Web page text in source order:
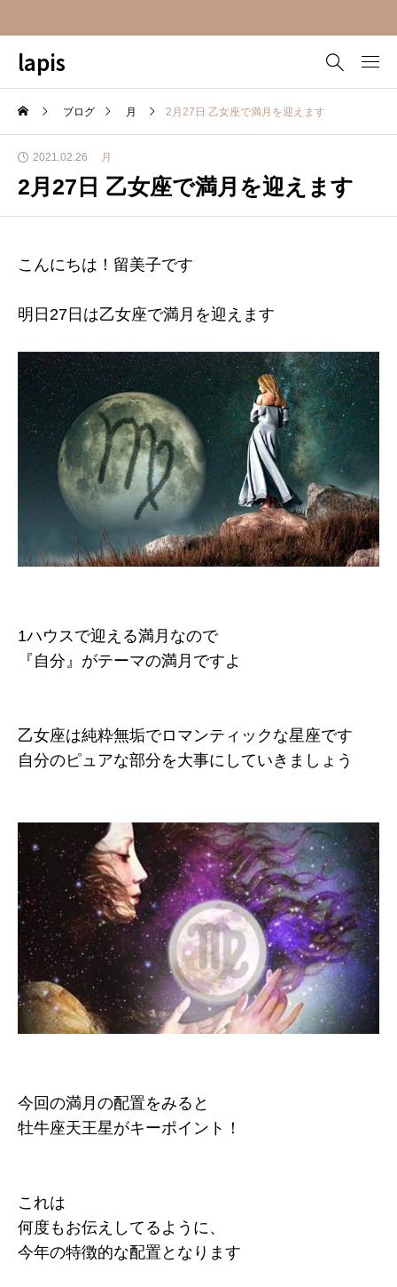
lapis
ブログ 月 2月27日 乙女座で満月を迎えます
2021.02.26 月
2月27日 乙女座で満月を迎えます
こんにちは！留美子です
明日27日は乙女座で満月を迎えます
1ハウスで迎える満月なので
『自分』がテーマの満月ですよ
乙女座は純粋無垢でロマンティックな星座です
自分のピュアな部分を大事にしていきましょう
今回の満月の配置をみると
牡牛座天王星がキーポイント！
これは
何度もお伝えしてるように、
今年の特徴的な配置となります